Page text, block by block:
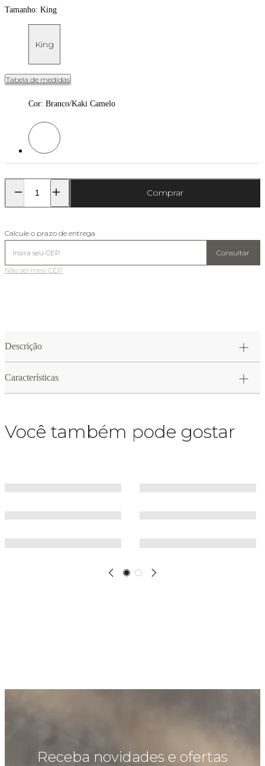
Tamanho: King
King
Tabela de medidas
Cor: Branco/Kaki Camelo
Cor: Branco/Kaki Camelo
Comprar
Calcule o prazo de entrega
Consultar
Não sei meu CEP
Descrição
Características
Você também pode gostar
Receba novidades e ofertas